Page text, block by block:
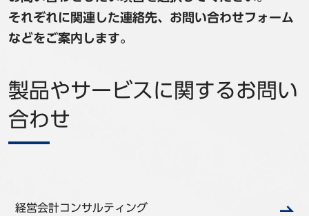
ホワイトペーパー
調査レポート
BBS Group News
それぞれに関連した連絡先、お問い合わせフォーム
などをご案内します。
製品やサービスに関するお問い
合わせ
経営会計コンサルティング